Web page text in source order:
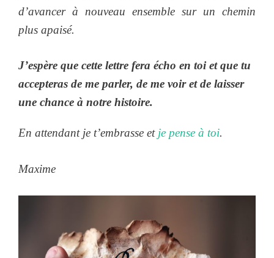
d’avancer à nouveau ensemble sur un chemin
plus apaisé.
J’espère que cette lettre fera écho en toi et que tu
accepteras de me parler, de me voir et de laisser
une chance à notre histoire.
En attendant je t’embrasse et je pense à toi.
Maxime